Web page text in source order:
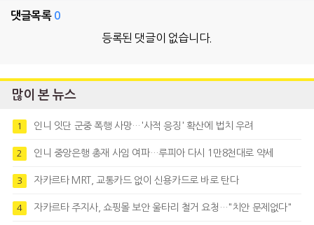
댓글목록 0
등록된 댓글이 없습니다.
많이 본 뉴스
1 인니 잇단 군중 폭행 사망…'사적 응징' 확산에 법치 우려
2 인니 중앙은행 총재 사임 여파…루피아 다시 1만8천대로 약세
3 자카르타 MRT, 교통카드 없이 신용카드로 바로 탄다
4 자카르타 주지사, 쇼핑몰 보안 울타리 철거 요청…"치안 문제없다"